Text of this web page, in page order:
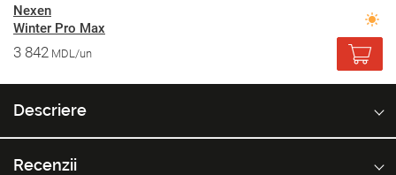
Nexen
Winter Pro Max
3 842 MDL/un
Descriere
Recenzii